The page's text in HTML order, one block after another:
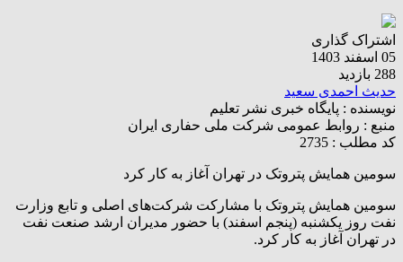
اشتراک گذاری
05 اسفند 1403
288 بازدید
حدیث احمدی سعید
نویسنده : پایگاه خبری نشر تعلیم
منبع : روابط عمومی شرکت ملی حفاری ایران
کد مطلب : 2735
سومین همایش پتروتک در تهران آغاز به کار کرد
سومین همایش پتروتک با مشارکت شرکت‌های اصلی و تابع وزارت
نفت روز یکشنبه (پنجم اسفند) با حضور مدیران ارشد صنعت نفت
در تهران آغاز به کار کرد.